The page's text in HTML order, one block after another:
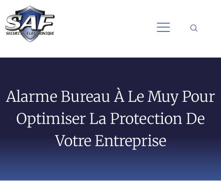
Alarme Bureau À Le Muy Pour
Optimiser La Protection De
Votre Entreprise